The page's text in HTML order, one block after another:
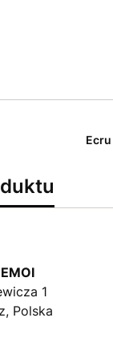
Ecru
1
Polska